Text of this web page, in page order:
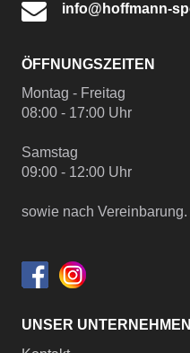
info@hoffmann-
ÖFFNUNGSZEITEN
Montag - Freitag
08:00 - 17:00 Uhr
Samstag
09:00 - 12:00 Uhr
sowie nach Vereinbarung.
UNSER UNTERNEHMEN